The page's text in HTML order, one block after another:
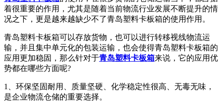
着很重要的作用，尤其是随着当前物流行业发展不断提升的情
况之下，更是越来越缺少不了青岛塑料卡板箱的使用作用。
青岛塑料卡板箱可以存放货物，也可以进行转移视线物流运
输，并且集中单元化的包装运输，也会使得青岛塑料卡板箱的
应用更加稳固，那么针对于青岛塑料卡板箱来说，它的应用优
势都在哪些方面呢?
1、环保坚固耐用、质量坚硬、化学稳定性很高、无毒无味，
是企业物流仓储的重要选择。